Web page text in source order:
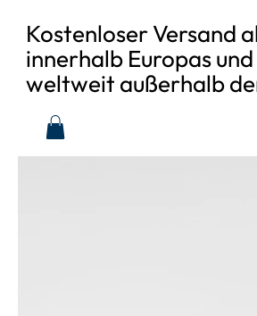
Kostenloser Versand
innerhalb Europas
weltweit außerhalb